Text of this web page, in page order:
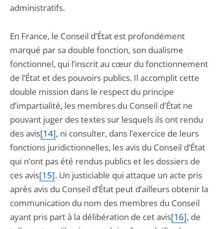
administratifs.
En France, le Conseil d’État est profondément
marqué par sa double fonction, son dualisme
fonctionnel, qui l’inscrit au cœur du fonctionnement
de l’État et des pouvoirs publics. Il accomplit cette
double mission dans le respect du principe
d’impartialité, les membres du Conseil d’État ne
pouvant juger des textes sur lesquels ils ont rendu
des avis[14], ni consulter, dans l’exercice de leurs
fonctions juridictionnelles, les avis du Conseil d’État
qui n’ont pas été rendus publics et les dossiers de
ces avis[15]. Un justiciable qui attaque un acte pris
après avis du Conseil d’État peut d’ailleurs obtenir la
communication du nom des membres du Conseil
ayant pris part à la délibération de cet avis[16], de